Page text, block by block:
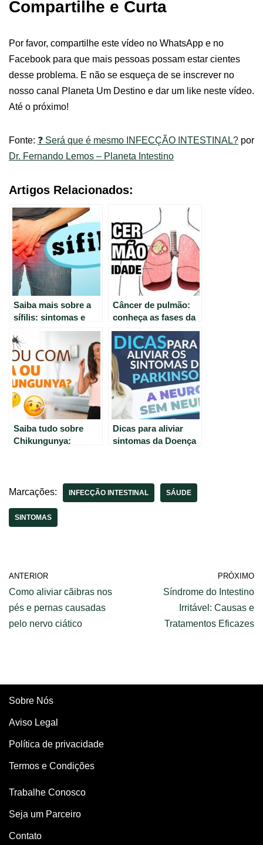
Compartilhe e Curta
Por favor, compartilhe este vídeo no WhatsApp e no
Facebook para que mais pessoas possam estar cientes
desse problema. E não se esqueça de se inscrever no
nosso canal Planeta Um Destino e dar um like neste vídeo.
Até o próximo!
Fonte: ❓ Será que é mesmo INFECÇÃO INTESTINAL? por
Dr. Fernando Lemos – Planeta Intestino
Artigos Relacionados:
Saiba mais sobre a
sífilis: sintomas e
características da
doença silenciosa
Câncer de pulmão:
conheça as fases da
doença e seus
primeiros sintomas
Saiba tudo sobre
Chikungunya:
Viver Bem
Dicas para aliviar
sintomas da Doença
Marcações:
INFECÇÃO INTESTINAL SÁUDE
SINTOMAS
ANTERIOR
Como aliviar cãibras nos
pés e pernas causadas
pelo nervo ciático
PRÓXIMO
Síndrome do Intestino
Irritável: Causas e
Tratamentos Eficazes
Sobre Nós
Aviso Legal
Política de privacidade
Termos e Condições
Trabalhe Conosco
Seja um Parceiro
Contato